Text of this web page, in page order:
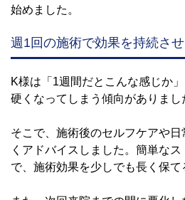
始めました。
週1回の施術で効果を持続さ
K様は「1週間だとこんな感じか
硬くなってしまう傾向がありまし
そこで、施術後のセルフケアや
くアドバイスしました。簡単な
で、施術効果を少しでも長く保て